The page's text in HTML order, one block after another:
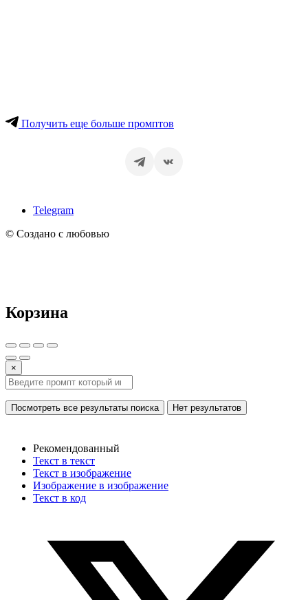
Получить еще больше промптов
Telegram
© Создано с любовью
Корзина
×
Посмотреть все результаты поиска Нет результатов
Рекомендованный
Текст в текст
Текст в изображение
Изображение в изображение
Текст в код